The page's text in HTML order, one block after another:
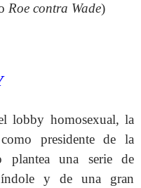
Roe contra Wade)
lobby homosexual, la
presidente de la
plantea una serie de
y de una gran